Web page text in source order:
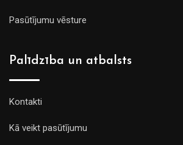
Pasūtījumu vēsture
Palīdzība un atbalsts
Kontakti
Kā veikt pasūtījumu